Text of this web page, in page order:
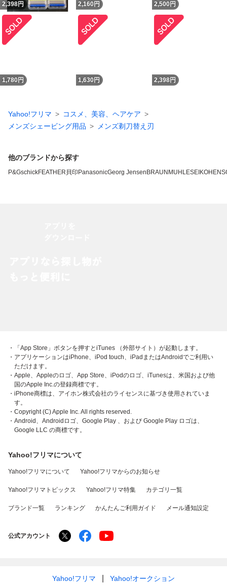
2,398円 2,160 円 2,500 円
1,780 円 1,630 円 2,398円
Yahoo!フリマ
コスメ、美容、ヘアケア
メンズシェービング用品
メンズ剃刀替え刃
他のブランドから探す
P&GschickFEATHER 貝印 PanasonicGeorg Jensen BRAUN MUHLESEIKO
・「App Store」ボタンを押すとiTunes （外部サイト）が起動します。
・アプリケーションはiPhone、iPod touch、iPadまたはAndroidでご利用い
ただけます。
・Apple、Appleのロゴ、App Store、iPodのロゴ、iTunesは、米国および他
国のApple Inc.の登録商標です。
・iPhone商標は、アイホン株式会社のライセンスに基づき使用されていま
す。
・Copyright (C) Apple Inc. All rights reserved.
・Android、Androidロゴ、Google Play 、および Google Play ロゴは、
Google LLC の商標です。
Yahoo!フリマについて
Yahoo!フリマについて Yahoo!フリマからのお知らせ
Yahoo!フリマトピックス Yahoo!フリマ特集 カテゴリ一覧
ブランド一覧 ランキング かんたんご利用ガイド メール通知設定
公式アカウント
Yahoo!フリマ Yahoo!オークション